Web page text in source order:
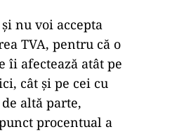
nu voi accepta
TVA, pentru că o
îi afectează atât pe
cât și pe cei cu
altă parte,
procentual a